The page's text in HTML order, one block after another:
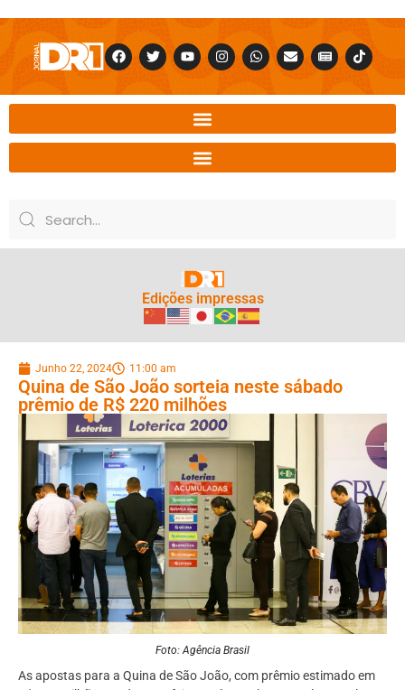
Edições impressas
Junho 22, 2024 11:00 am
Quina de São João sorteia neste sábado
prêmio de R$ 220 milhões
Foto: Agência Brasil
As apostas para a Quina de São João, com prêmio estimado em